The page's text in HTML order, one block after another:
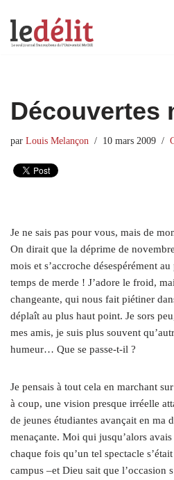
Aller
Découvertes
par Louis Melançon 10 mars 2009
Je ne sais pas pour vous, mais de
On dirait que la déprime de
mois et s’accroche désespérément
temps de merde ! J’adore le froid,
changeante, qui nous fait piétiner
déplaît au plus haut point. Je sors
mes amis, je suis plus souvent
humeur… Que se passe-t-il ?
Je pensais à tout cela en marchant
à coup, une vision presque irréelle
de jeunes étudiantes avançait en ma
menaçante. Moi qui jusqu’alors
chaque fois qu’un tel spectacle
campus –et Dieu sait que l’occasion